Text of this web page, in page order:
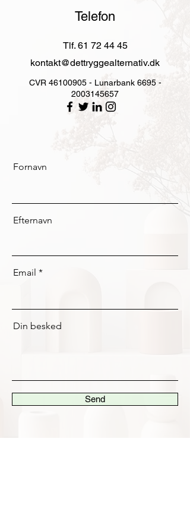
Telefon
Tlf. 61 72 44 45
kontakt@dettryggealternativ.dk
CVR 46100905- Lunarbank 6695 -
2003145657
Fornavn
Efternavn
Email
Din besked
Send